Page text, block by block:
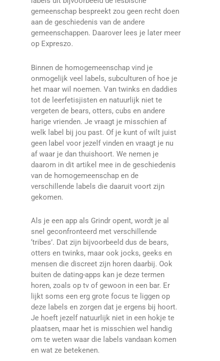
gemeenschap bespreekt zou geen recht doen
aan de geschiedenis van de andere
gemeenschappen. Daarover lees je later meer
op Expreszo.
Binnen de homogemeenschap vind je
onmogelijk veel labels, subculturen of hoe je
het maar wil noemen. Van twinks en daddies
tot de leerfetisjisten en natuurlijk niet te
vergeten de bears, otters, cubs en andere
harige vrienden. Je vraagt je misschien af
welk label bij jou past. Of je kunt of wilt juist
geen label voor jezelf vinden en vraagt je nu
af waar je dan thuishoort. We nemen je
daarom in dit artikel mee in de geschiedenis
van de homogemeenschap en de
verschillende labels die daaruit voort zijn
gekomen.
Als je een app als Grindr opent, wordt je al
snel geconfronteerd met verschillende
‘tribes’. Dat zijn bijvoorbeeld dus de bears,
otters en twinks, maar ook jocks, geeks en
mensen die discreet zijn horen daarbij. Ook
buiten de dating-apps kan je deze termen
horen, zoals op tv of gewoon in een bar. Er
lijkt soms een erg grote focus te liggen op
deze labels en zorgen dat je ergens bij hoort.
Je hoeft jezelf natuurlijk niet in een hokje te
plaatsen, maar het is misschien wel handig
om te weten waar die labels vandaan komen
en wat ze betekenen.